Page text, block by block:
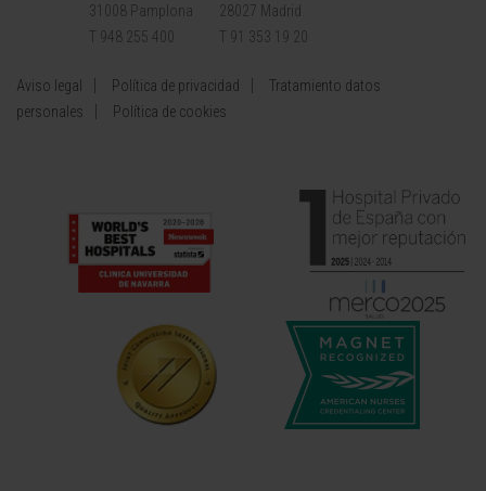
31008 Pamplona
T 948 255 400
28027 Madrid
T 91 353 19 20
Aviso legal Política de privacidad
Tratamiento datos
personales
Política de cookies